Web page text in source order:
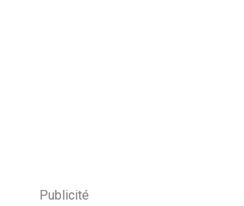
Publicité